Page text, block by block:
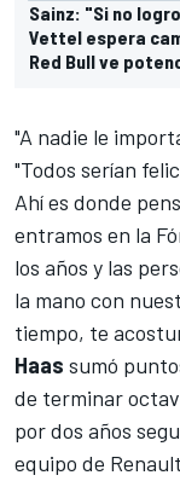
Sainz: "Si no
Vettel espera
Red Bull ve
"A nadie le
"Todos serían
Ahí es donde
entramos en la
los años y las
la mano con
tiempo, te
Haas sumó
de terminar
por dos años
equipo de Renault